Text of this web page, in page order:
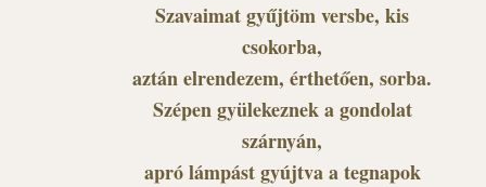
Szavaimat gyűjtöm versbe, kis
csokorba,
aztán elrendezem, érthetően, sorba.
Szépen gyülekeznek a gondolat
szárnyán,
apró lámpást gyújtva a tegnapok